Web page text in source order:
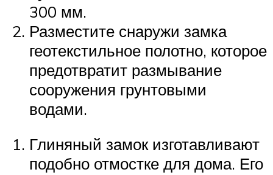
300 мм.
Разместите снаружи замка
геотекстильное полотно, которое
предотвратит размывание
сооружения грунтовыми
водами.
Глиняный замок изготавливают
подобно отмостке для дома. Его